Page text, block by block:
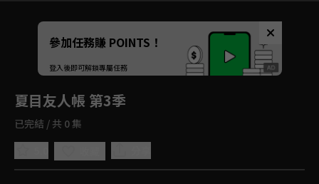
Unmute
如有不便請見諒
參加任務賺 POINTS！
登入後即可解鎖專屬任務
夏目友人帳 第3季
已完結 / 共 0 集